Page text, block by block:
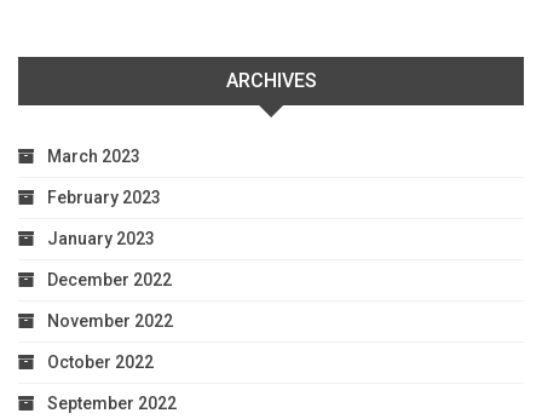
ARCHIVES
March 2023
February 2023
January 2023
December 2022
November 2022
October 2022
September 2022